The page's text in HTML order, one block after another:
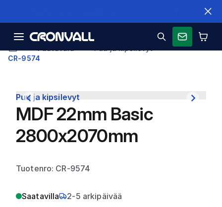
CR-9574
Puu ja kipsilevyt
MDF 22mm Basic
2800x2070mm
Tuotenro: CR-9574
Saatavilla 2-5 arkipäivää